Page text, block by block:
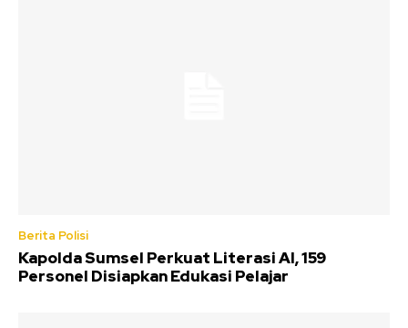
Berita Polisi
Kapolda Sumsel Perkuat Literasi AI, 159
Personel Disiapkan Edukasi Pelajar